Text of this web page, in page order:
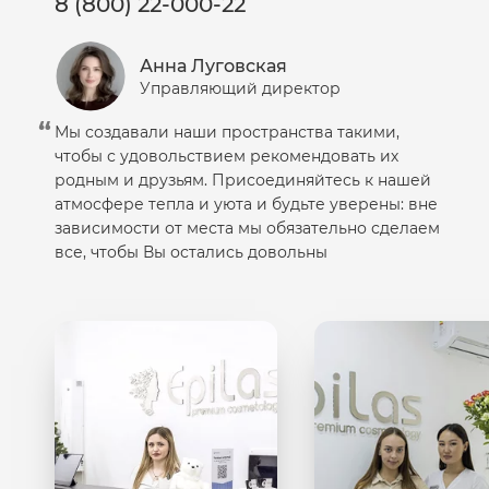
средства прошли тестирование дерматологами,
красителей и парабенов.
Анна Луговская
Управляющий директор
Мы создавали наши пространства такими,
чтобы с удовольствием рекомендовать их
родным и друзьям. Присоединяйтесь к нашей
атмосфере тепла и уюта и будьте уверены: вне
зависимости от места мы обязательно сделаем
все, чтобы Вы остались довольны